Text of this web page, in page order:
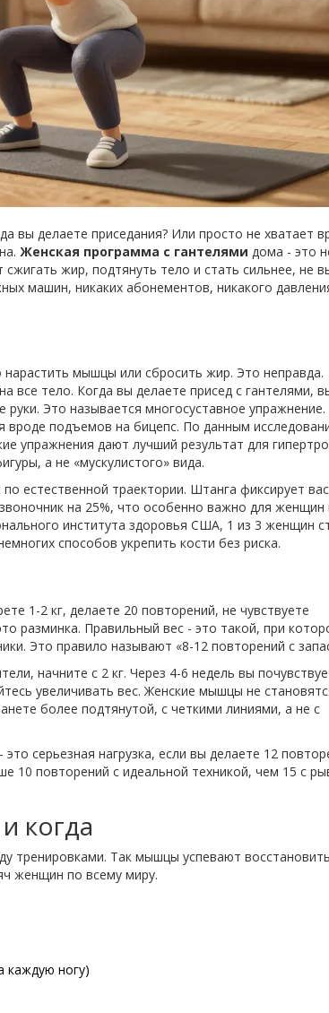
вы делаете приседания? Или просто не хватает
Женская программа с гантелями дома - это
жир, подтянуть тело и стать сильнее, не
машин, никаких абонементов, никакого
мышцы или сбросить жир. Это неправда.
все тело. Когда вы делаете присед с гантелями,
руки. Это называется многосуставное
подъемов на бицепс. По данным
упражнения дают лучший результат для
а не «мускулистого» вида.
естественной траектории. Штанга фиксирует
на 25%, что особенно важно для женщин
института здоровья США, 1 из 3 женщин
способов укрепить кости без риска.
1-2 кг, делаете 20 повторений, не чувствуете
разминка. Правильный вес - это такой, при
Это правило называют «8-12 повторений с
начните с 2 кг. Через 4-6 недель вы
увеличивать вес. Женские мышцы не
более подтянутой, с четкими линиями, а не с
серьезная нагрузка, если вы делаете 12
10 повторений с идеальной техникой, чем 15 с
когда
Так мышцы успевают
женщин по всему миру.
каждую ногу)